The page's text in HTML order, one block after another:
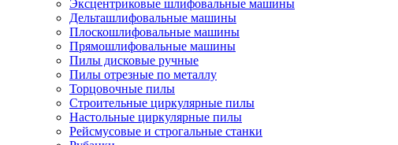
Эксцентриковые шлифовальные машины
Дельташлифовальные машины
Плоскошлифовальные машины
Прямошлифовальные машины
Пилы дисковые ручные
Пилы отрезные по металлу
Торцовочные пилы
Строительные циркулярные пилы
Настольные циркулярные пилы
Рейсмусовые и строгальные станки